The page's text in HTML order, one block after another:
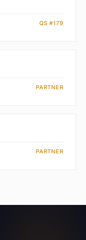
QS #179
PARTNER
PARTNER